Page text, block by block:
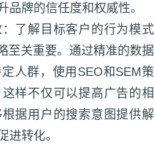
品牌的信任度和权威性。
了解目标客户的行为模式
至关重要。通过精准的数据
人群，使用SEO和SEM策
样不仅可以提高广告的相
据用户的搜索意图提供解
进转化。